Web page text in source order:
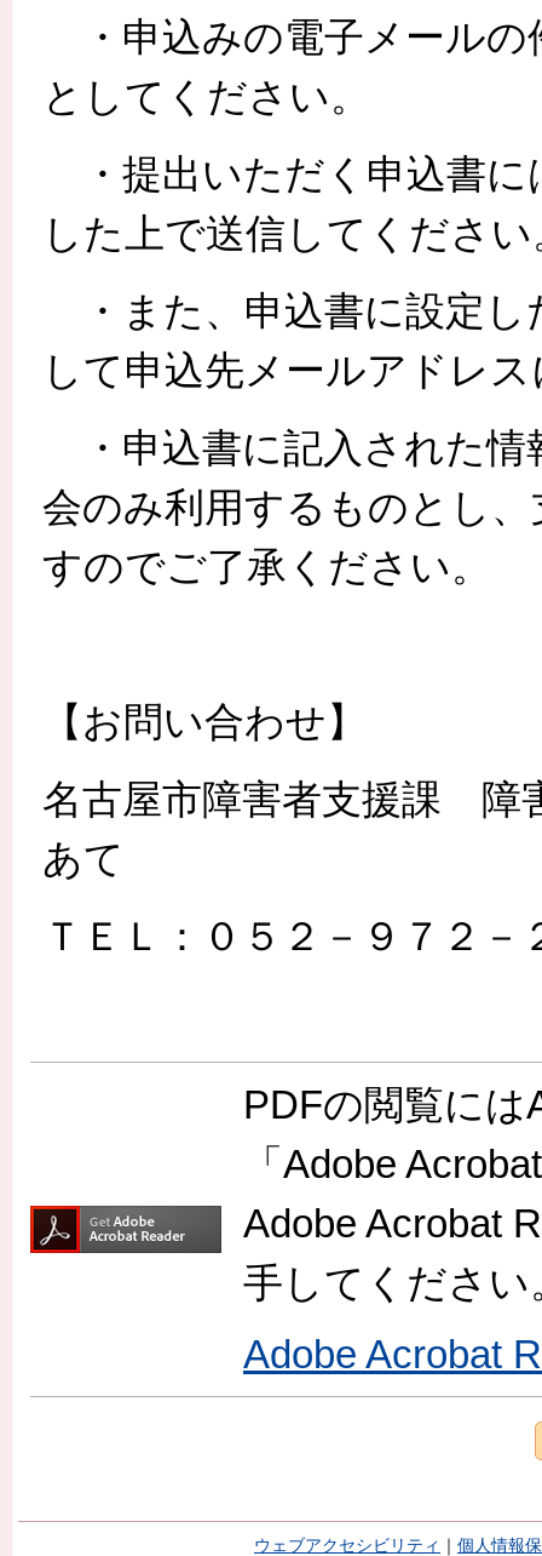
・申込みの電子メールの
としてください。
・提出いただく申込書に
した上で送信してください
・また、申込書に設定し
して申込先メールアドレ
・申込書に記入された情
会のみ利用するものとし
すのでご了承ください。
【お問い合わせ】
名古屋市障害者支援課
あて
ＴＥＬ：０５２－９７２－
PDFの閲覧に
「Adobe
Adobe Acrobat
手してください
Adobe Acrobat
ウェブアクセシビリティ 個人情報